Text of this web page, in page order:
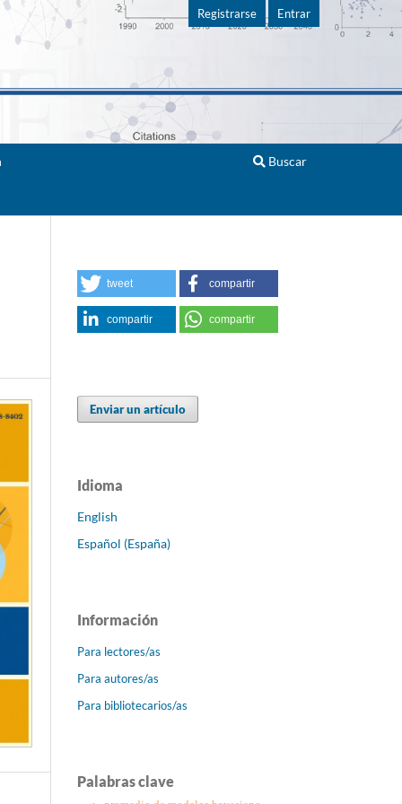
Buscar
Registrarse Entrar
tweet compartir
compartir compartir
Enviar un artículo
Idioma
English
Español (España)
Información
Para lectores/as
Para autores/as
Para bibliotecarios/as
Palabras clave